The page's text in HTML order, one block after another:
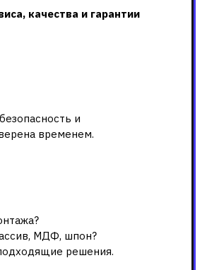
качества и гарантии
и
временем.
МДФ, шпон?
решения.